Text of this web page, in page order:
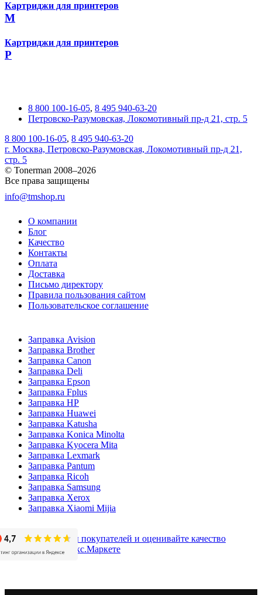
Картриджи для принтеров
M
Картриджи для принтеров
P
8 800 100-16-05, 8 495 940-63-20
Петровско-Разумовская, Локомотивный пр-д 21, стр. 5
8 800 100-16-05, 8 495 940-63-20
г. Москва, Петровско-Разумовская, Локомотивный пр-д 21,
стр. 5
© Tonerman 2008–2026
Все права защищены
info@tmshop.ru
О компании
Блог
Качество
Контакты
Оплата
Доставка
Письмо директору
Правила пользования сайтом
Пользовательское соглашение
Заправка Avision
Заправка Brother
Заправка Canon
Заправка Deli
Заправка Epson
Заправка Fplus
Заправка HP
Заправка Huawei
Заправка Katusha
Заправка Konica Minolta
Заправка Kyocera Mita
Заправка Lexmark
Заправка Pantum
Заправка Ricoh
Заправка Samsung
Заправка Xerox
Заправка Xiaomi Mijia